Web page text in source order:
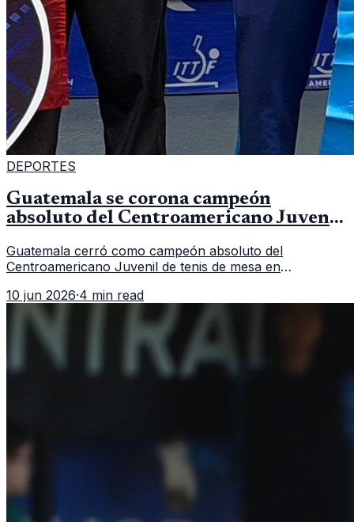
DEPORTES
Guatemala se corona campeón
absoluto del Centroamericano Juvenil
Guatemala cerró como campeón absoluto del
Centroamericano Juvenil de tenis de mesa en
cobertura oficial difundida por CDAG.
10 jun 2026·4 min read